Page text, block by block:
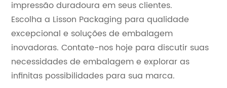
impressão duradoura em seus clientes.
Escolha a Lisson Packaging para qualidade
excepcional e soluções de embalagem
inovadoras. Contate-nos hoje para discutir suas
necessidades de embalagem e explorar as
infinitas possibilidades para sua marca.